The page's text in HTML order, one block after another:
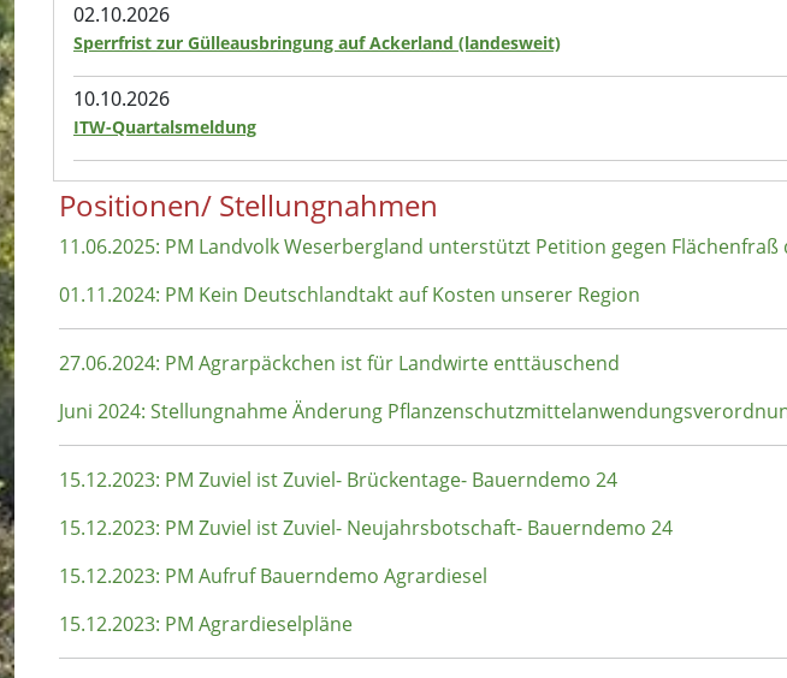
02.10.2026
Sperrfrist zur Gülleausbringung auf Ackerland (landesweit)
10.10.2026
ITW-Quartalsmeldung
Positionen/ Stellungnahmen
11.06.2025: PM Landvolk Weserbergland unterstützt Petition gegen
01.11.2024: PM Kein Deutschlandtakt auf Kosten unserer Region
27.06.2024: PM Agrarpäckchen ist für Landwirte enttäuschend
Juni 2024: Stellungnahme Änderung
15.12.2023: PM Zuviel ist Zuviel- Brückentage- Bauerndemo 24
15.12.2023: PM Zuviel ist Zuviel- Neujahrsbotschaft- Bauerndemo 24
15.12.2023: PM Aufruf Bauerndemo Agrardiesel
15.12.2023: PM Agrardieselpläne